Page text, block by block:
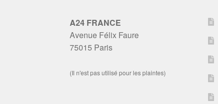
A24 FRANCE
Avenue Félix Faure
75015 Paris
(Il n'est pas utilisé pour les plaintes)